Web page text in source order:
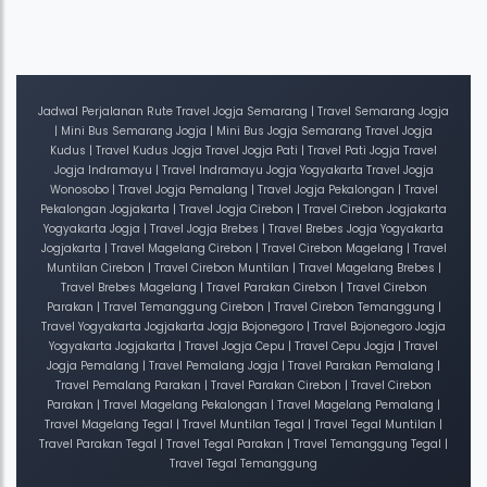
Jadwal Perjalanan Rute Travel Jogja Semarang | Travel Semarang Jogja
| Mini Bus Semarang Jogja | Mini Bus Jogja Semarang Travel Jogja
Kudus | Travel Kudus Jogja Travel Jogja Pati | Travel Pati Jogja Travel
Jogja Indramayu | Travel Indramayu Jogja Yogyakarta Travel Jogja
Wonosobo | Travel Jogja Pemalang | Travel Jogja Pekalongan | Travel
Pekalongan Jogjakarta | Travel Jogja Cirebon | Travel Cirebon Jogjakarta
Yogyakarta Jogja | Travel Jogja Brebes | Travel Brebes Jogja Yogyakarta
Jogjakarta | Travel Magelang Cirebon | Travel Cirebon Magelang | Travel
Muntilan Cirebon | Travel Cirebon Muntilan | Travel Magelang Brebes |
Travel Brebes Magelang | Travel Parakan Cirebon | Travel Cirebon
Parakan | Travel Temanggung Cirebon | Travel Cirebon Temanggung |
Travel Yogyakarta Jogjakarta Jogja Bojonegoro | Travel Bojonegoro Jogja
Yogyakarta Jogjakarta | Travel Jogja Cepu | Travel Cepu Jogja | Travel
Jogja Pemalang | Travel Pemalang Jogja | Travel Parakan Pemalang |
Travel Pemalang Parakan | Travel Parakan Cirebon | Travel Cirebon
Parakan | Travel Magelang Pekalongan | Travel Magelang Pemalang |
Travel Magelang Tegal | Travel Muntilan Tegal | Travel Tegal Muntilan |
Travel Parakan Tegal | Travel Tegal Parakan | Travel Temanggung Tegal |
Travel Tegal Temanggung